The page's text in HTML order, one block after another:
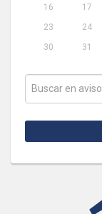
16
17
23
24
30
31